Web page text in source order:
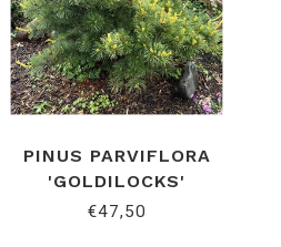
PINUS PARVIFLORA
'GOLDILOCKS'
€47,50